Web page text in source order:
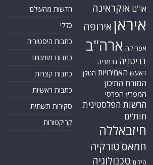
או"ם אוקראינה
איראן אירופה
אפריקה ארה"ב
בריטניה גרמניה
דאעש האמירויות הגולן
המזרח התיכון
המפרץ הפרסי
הרשות הפלסטינית
חות'ים
חיזבאללה
חמאס טורקיה
טילים טכנולוגיה
חדשות מהעולם
כללי
כתבות היסטוריה
כתבות מומחים
כתבות קצרות
כתבות ראשיות
סקירות תשתית
קריקטורות